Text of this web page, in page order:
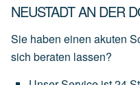
NEUSTADT AN DER
Sie haben einen akuten
sich beraten lassen?